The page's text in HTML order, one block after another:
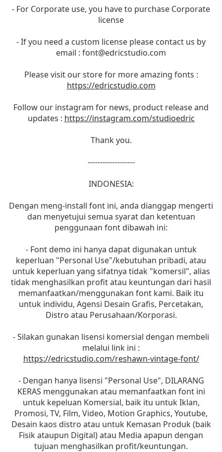
- For Corporate use, you have to purchase Corporate
license
- If you need a custom license please contact us by
email : font@edricstudio.com
Please visit our store for more amazing fonts :
https://edricstudio.com
Follow our instagram for news, product release and
updates : https://instagram.com/studioedric
Thank you.
-------------------
INDONESIA:
Dengan meng-install font ini, anda dianggap mengerti
dan menyetujui semua syarat dan ketentuan
penggunaan font dibawah ini:
- Font demo ini hanya dapat digunakan untuk
keperluan "Personal Use"/kebutuhan pribadi, atau
untuk keperluan yang sifatnya tidak "komersil", alias
tidak menghasilkan profit atau keuntungan dari hasil
memanfaatkan/menggunakan font kami. Baik itu
untuk individu, Agensi Desain Grafis, Percetakan,
Distro atau Perusahaan/Korporasi.
- Silakan gunakan lisensi komersial dengan membeli
melalui link ini :
https://edricstudio.com/reshawn-vintage-font/
- Dengan hanya lisensi "Personal Use", DILARANG
KERAS menggunakan atau memanfaatkan font ini
untuk kepeluan Komersial, baik itu untuk Iklan,
Promosi, TV, Film, Video, Motion Graphics, Youtube,
Desain kaos distro atau untuk Kemasan Produk (baik
Fisik ataupun Digital) atau Media apapun dengan
tujuan menghasilkan profit/keuntungan.